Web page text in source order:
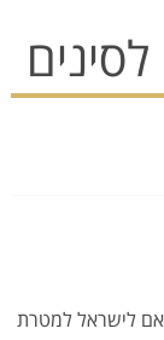
לישראל למטרת